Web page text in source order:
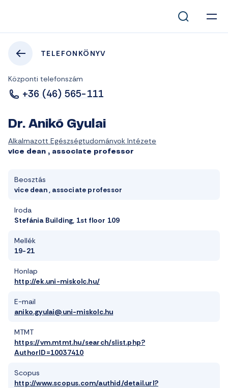
TELEFONKÖNYV
Központi telefonszám
+36 (46) 565-111
Dr. Anikó Gyulai
Alkalmazott Egészségtudományok Intézete
vice dean , associate professor
Beosztás
vice dean , associate professor
Iroda
Stefánia Building, 1st floor 109
Mellék
19-21
Honlap
http://ek.uni-miskolc.hu/
E-mail
aniko.gyulai@uni-miskolc.hu
MTMT
https://vm.mtmt.hu/search/slist.php?
AuthorID=10037410
Scopus
http://www.scopus.com/authid/detail.url?